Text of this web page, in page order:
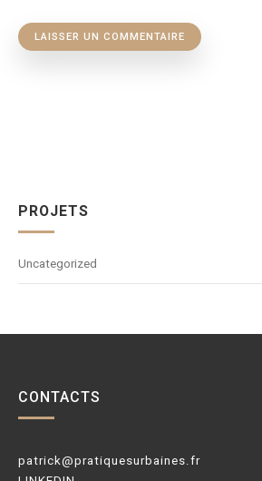
PROJETS
Uncategorized
CONTACTS
patrick@pratiquesurbaines.fr